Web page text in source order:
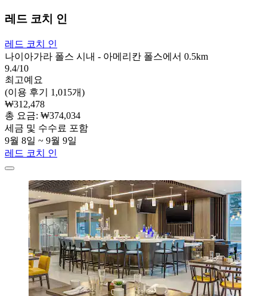
레드 코치 인
레드 코치 인
나이아가라 폴스 시내 - 아메리칸 폴스에서 0.5km
9.4/10
최고예요
(이용 후기 1,015개)
₩312,478
총 요금: ₩374,034
세금 및 수수료 포함
9월 8일 ~ 9월 9일
레드 코치 인